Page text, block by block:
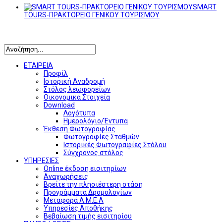
SMART
TOURS-ΠΡΑΚΤΟΡΕΙΟ ΓΕΝΙΚΟΥ ΤΟΥΡΙΣΜΟΥ
ΕΤΑΙΡΕΙΑ
Προφίλ
Ιστορική Αναδρομή
Στόλος λεωφορείων
Οικονομικά Στοιχεία
Download
Λογότυπα
Ημερολόγιο/Έντυπα
Έκθεση Φωτογραφίας
Φωτογραφίες Σταθμών
Ιστορικές Φωτογραφίες Στόλου
Σύγχρονος στόλος
ΥΠΗΡΕΣΙΕΣ
Online έκδοση εισιτηρίων
Αναχωρήσεις
Βρείτε την πλησιέστερη στάση
Προγράμματα Δρομολογίων
Μεταφορά Α.Μ.Ε.Α
Υπηρεσίες Αποθήκης
Βεβαίωση τιμής εισιτηρίου